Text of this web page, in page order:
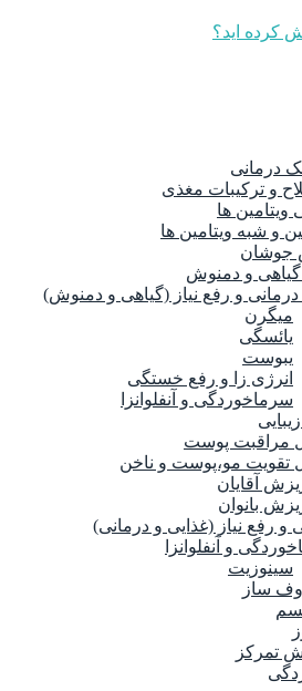
کرده اید؟
درمانی
و ترکیبات مغذی
ویتامین ها
و شبه ویتامین ها
جوشان
و دمنوش
و رفع نیاز (گیاهی و دمنوش)
میگرن
یائسگی
یبوست
انرژی زا و رفع خستگی
سرماخوردگی و آنفلوانزا
مراقبت پوست
تقویت مو،پوست و ناخن
آقایان
بانوان
و رفع نیاز (غذایی و درمانی)
و آنفلوانزا
سینوزیت
ساز
تمرکز